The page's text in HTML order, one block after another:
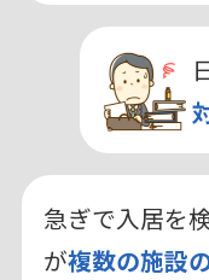
急ぎで入居を
が複数の施設